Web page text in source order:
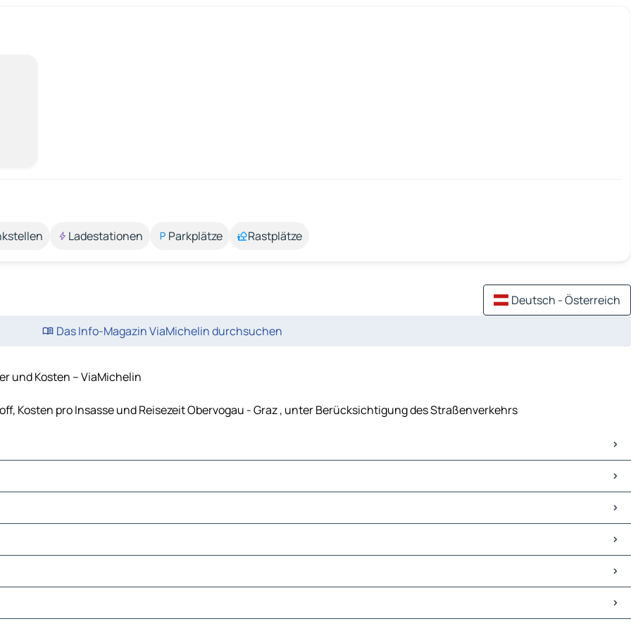
Ladestationen Parkplätze Rastplätze
Deutsch - Österreich
Das Info-Magazin ViaMichelin durchsuchen
und Kosten – ViaMichelin
Kosten pro Insasse und Reisezeit Obervogau - Graz , unter Berücksichtigung des Straßenverkehrs